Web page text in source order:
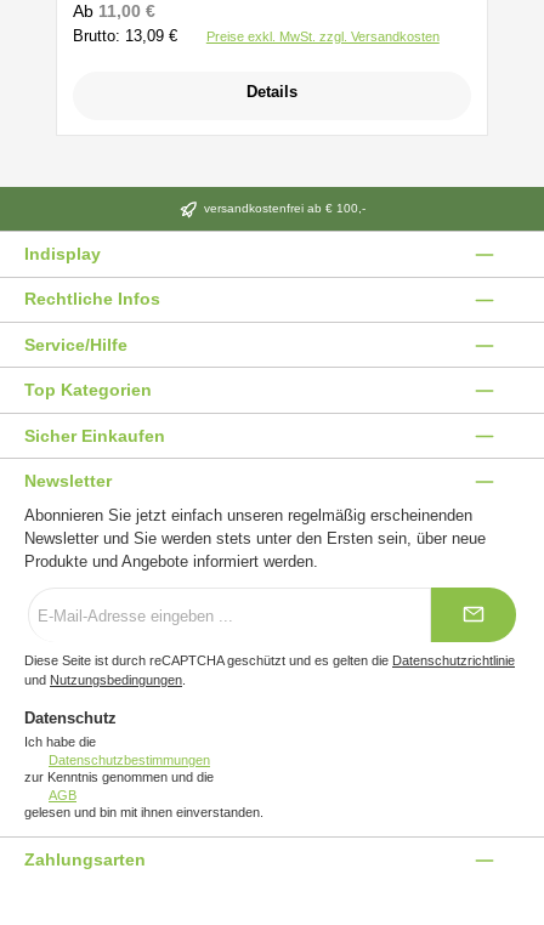
Regulärer Preis:
Ab 11,00 €
Brutto: 13,09 € Preise exkl. MwSt. zzgl. Versandkosten
Details
versandkostenfrei ab € 100,-
Indisplay
Rechtliche Infos
Service/Hilfe
Top Kategorien
Sicher Einkaufen
Newsletter
Abonnieren Sie jetzt einfach unseren regelmäßig erscheinenden
Newsletter und Sie werden stets unter den Ersten sein, über neue
Produkte und Angebote informiert werden.
Mail-
Diese Seite ist durch reCAPTCHA geschützt und es gelten die Datenschutzrichtlinie
und Nutzungsbedingungen
Datenschutz
Ich habe die
Datenschutzbestimmungen
zur Kenntnis genommen und die
AGB
gelesen und bin mit ihnen einverstanden.
Zahlungsarten